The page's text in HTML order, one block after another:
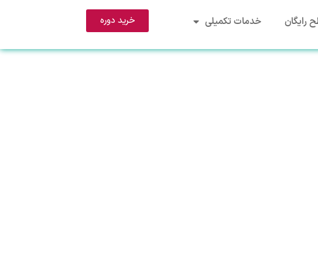
رایگان خدمات تکمیلی خرید دوره